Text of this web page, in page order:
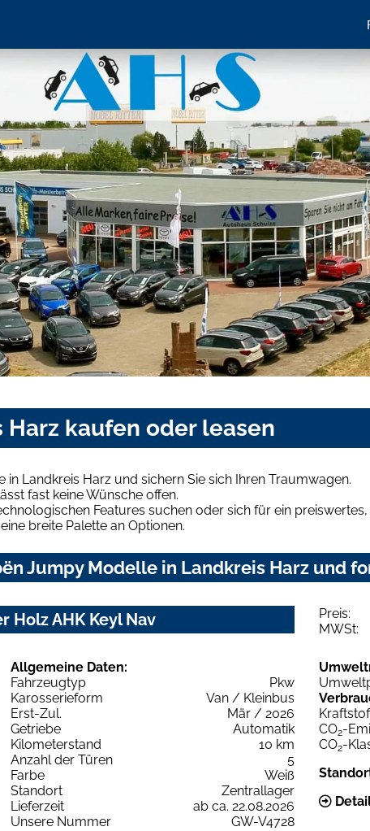
kaufen oder leasen
Landkreis Harz und sichern Sie sich Ihren Traumwagen.
fast keine Wünsche offen.
Features suchen oder sich für ein
breite Palette an Optionen.
Jumpy Modelle in Landkreis Harz und
Holz AHK Keyl Nav Preis:
MWSt:
Allgemeine Daten:
Fahrzeugtyp
Pkw
Karosserieform
Van / Kleinbus
Erst-Zul.
Mär / 2026
Getriebe
Automatik
Kilometerstand
10 km
Anzahl der Türen
5
Farbe
Weiß
Standort
Zentrallager
Lieferzeit
ab ca. 22.08.2026
Unsere Nummer
GW-V4728
CO2-
CO2-